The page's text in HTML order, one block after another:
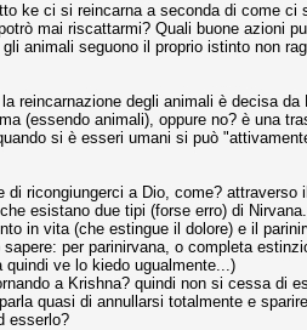
ke ci si reincarna a seconda di come
mai riscattarmi? Quali buone azioni
animali seguono il proprio istinto non
reincarnazione degli animali è decisa
(essendo animali), oppure no? è una
si è esseri umani si può
di ricongiungerci a Dio, come? attraverso
esistano due tipi (forse erro) di Nirvana.
in vita (che estingue il dolore) e il
per parinirvana, o completa
quindi ve lo kiedo ugualmente...)
a Krishna? quindi non si cessa di
quasi di annullarsi totalmente e
esserlo?